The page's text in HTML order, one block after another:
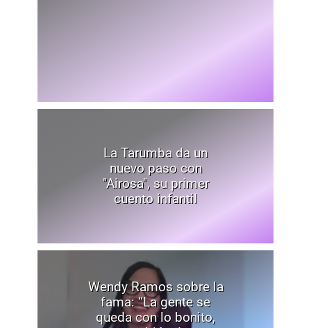
La Tarumba da un
nuevo paso con
"Airosa", su primer
cuento infantil
Wendy Ramos sobre la
fama: “La gente se
queda con lo bonito,